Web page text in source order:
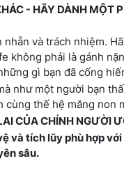
- HÃY DÀNH MỘT
và trách nhiệm.
không phải là gánh
gì bạn đã cống
như một người bạn
thế hệ măng non
CỦA CHÍNH NGƯỜI
và tích lũy phù hợp
sâu.